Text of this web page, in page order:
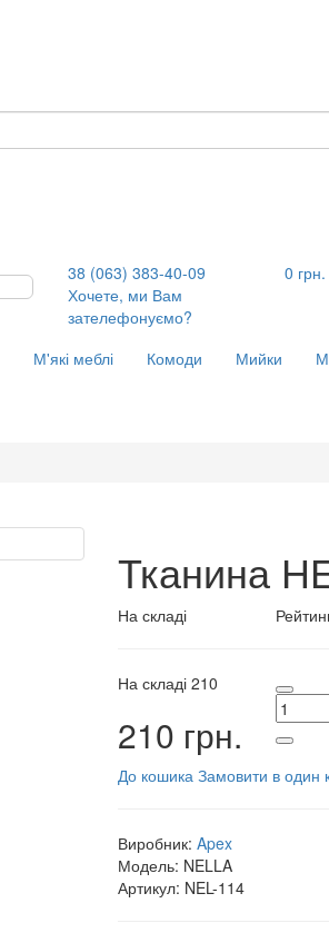
38 (063) 383-40-09
Хочете, ми Вам
зателефонуємо?
0 грн.
М'які меблі Комоди Мийки
Тканина
На складі
На складі 210
210 грн.
До кошика Замовити в один
Виробник: Apex
Модель: NELLA
Артикул: NEL-114